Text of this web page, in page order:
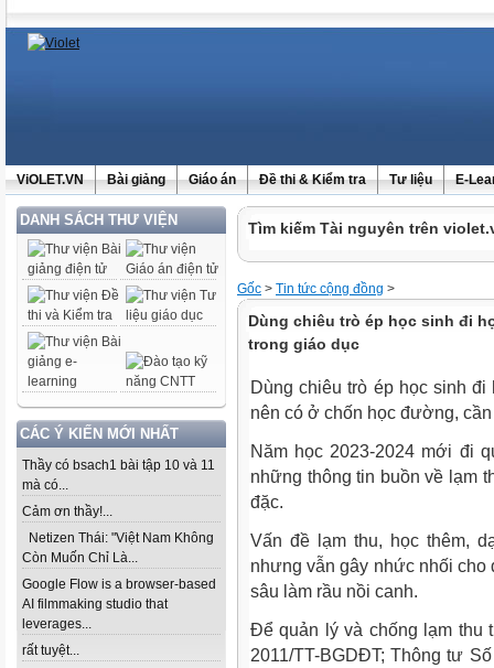
ViOLET.VN Bài giảng Giáo án Đề thi & Kiểm tra Tư liệu E-
DANH SÁCH THƯ VIỆN
CÁC Ý KIẾN MỚI NHẤT
Thầy có bsach1 bài tập 10 và 11
mà có...
Cảm ơn thầy!...
Netizen Thái: "Việt Nam Không
Còn Muốn Chỉ Là...
Google Flow is a browser-based
AI filmmaking studio that
leverages...
rất tuyệt...
Tìm kiếm Tài nguyên trên
Gốc > Tin tức cộng đồng >
Dùng chiêu trò ép học sinh đi
trong giáo dục
Dùng chiêu trò ép học sinh
nên có ở chốn học đường,
Năm học 2023-2024 mới đi
những thông tin buồn về lạm
đặc.
Vấn đề lạm thu, học thêm,
nhưng vẫn gây nhức nhối cho
sâu làm rầu nồi canh.
Để quản lý và chống lạm thu
2011/TT-BGDĐT; Thông tư